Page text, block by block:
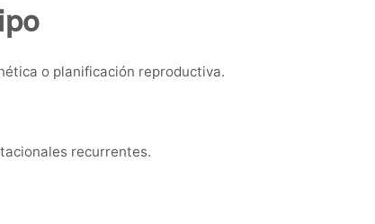
o planificación reproductiva.
recurrentes.